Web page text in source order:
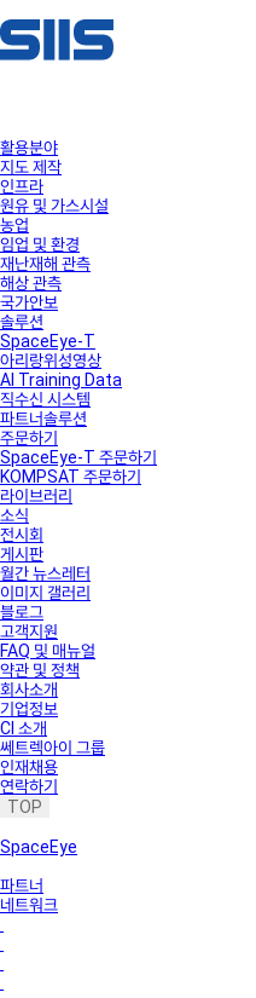
활용분야
지도 제작
인프라
원유 및 가스시설
농업
임업 및 환경
재난재해 관측
해상 관측
국가안보
솔루션
SpaceEye-T
아리랑위성영상
AI Training Data
직수신 시스템
파트너솔루션
주문하기
SpaceEye-T 주문하기
KOMPSAT 주문하기
라이브러리
소식
전시회
게시판
월간 뉴스레터
이미지 갤러리
블로그
고객지원
FAQ 및 매뉴얼
약관 및 정책
회사소개
기업정보
CI 소개
쎄트렉아이 그룹
인재채용
연락하기
TOP
SpaceEye
파트너
네트워크